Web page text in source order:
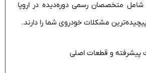
متخصصان رسمی دوره‌دیده در اروپا
مشکلات خودروی شما را دارند.